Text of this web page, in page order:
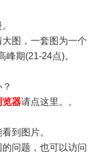
图，一套图为一个
期(21-24点)。
览器请点这里。。
到图片。
问题，也可以访问